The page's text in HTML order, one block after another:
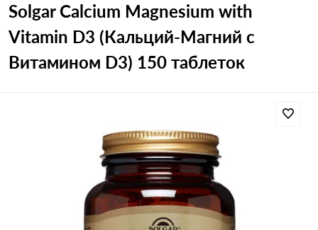
Solgar Calcium Magnesium with
Vitamin D3 (Кальций-Магний с
Витамином D3) 150 таблеток